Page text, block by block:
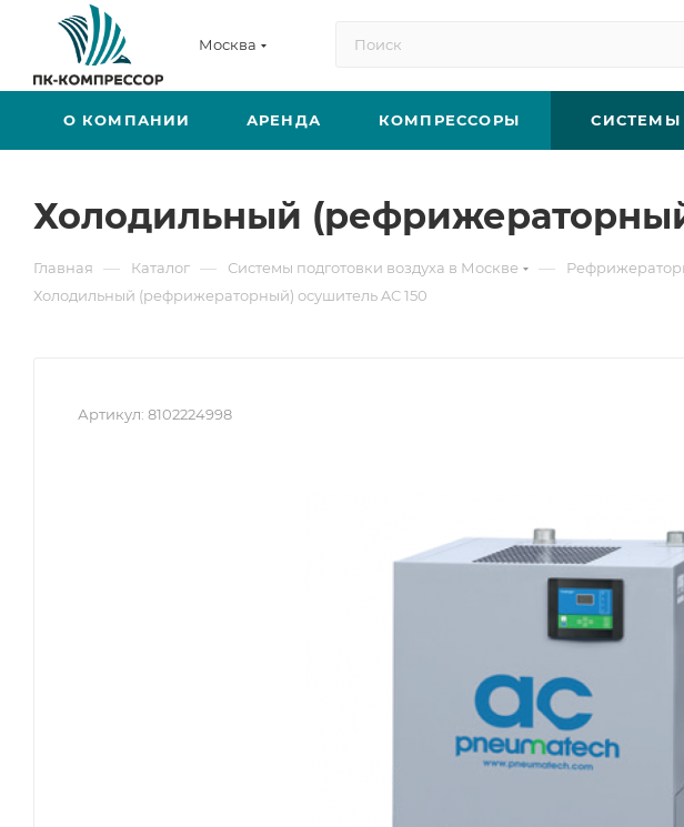
Москва
О КОМПАНИИ АРЕНДА КОМПРЕССОРЫ СИСТЕМЫ
Холодильный
Главная — Каталог — Системы подготовки воздуха в Москве —
Холодильный (рефрижераторный) осушитель AC 150
Артикул: 8102224998